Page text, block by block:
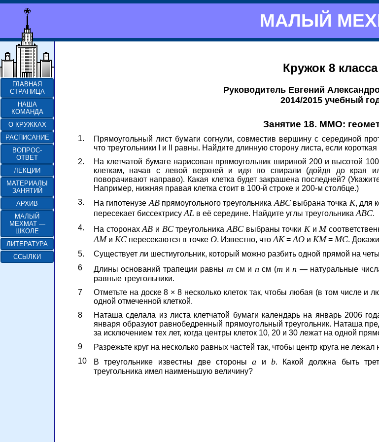
МАЛЫЙ
ГЛАВНАЯ
СТРАНИЦА
НАША
КОМАНДА
О КРУЖКАХ
РАСПИСАНИЕ
ВОПРОС-
ОТВЕТ
ЛЕКЦИИ
МАТЕРИАЛЫ
ЗАНЯТИЙ
АРХИВ
МАЛЫЙ
МЕХМАТ —
ШКОЛЕ
ЛИТЕРАТУРА
ССЫЛКИ
Кружок 8 класса
Руководитель Евгений
2014/2015 учебный
Занятие 18. ММО:
1.
Прямоугольный лист бумаги согнули, совместив вершину с серединой
что треугольники I и II равны. Найдите длинную сторону листа, если
2.
На клетчатой бумаге нарисован прямоугольник шириной 200 и высотой
клеткам, начав с левой верхней и идя по спирали (дойдя до края
поворачивают направо). Какая клетка будет закрашена последней?
Например, нижняя правая клетка стоит в 100-й строке и 200-м столбце.)
3.
На гипотенузе ABпрямоугольного треугольника ABCвыбрана точка K, для
пересекает биссектрису AL в её середине. Найдите углы треугольника ABC.
4.
На сторонахAB и BCтреугольникаABC выбраны точки Kи M
AMи KC пересекаются в точке O. Известно, что AK= AO и KM= MC.
5.
Существует ли шестиугольник, который можно разбить одной прямой на
6
Длины оснований трапеции равны m см и n см (m и n — натуральные
равные треугольники.
7
Отметьте на доске 8 × 8 несколько клеток так, чтобы любая (в том числе и
одной отмеченной клеткой.
8
Наташа сделала из листа клетчатой бумаги календарь на январь 2006
января образуют равнобедренный прямоугольный треугольник. Наташа
за исключением тех лет, когда центры клеток 10, 20 и 30 лежат на одной
9
Разрежьте круг на несколько равных частей так, чтобы центр круга не
10
В треугольнике известны две стороныa и b. Какой должна быть
треугольника имел наименьшую величину?